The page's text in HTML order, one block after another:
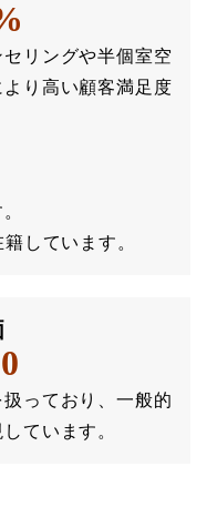
リングや半個室空
り高い顧客満足度
しています。
っており、一般的
ています。